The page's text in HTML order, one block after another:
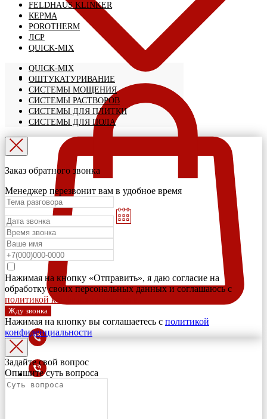
FELDHAUS KLINKER
КЕРМА
POROTHERM
ЛСР
QUICK-MIX
QUICK-MIX
ОШТУКАТУРИВАНИЕ
СИСТЕМЫ МОЩЕНИЯ
СИСТЕМЫ РАСТВОРОВ
СИСТЕМЫ ДЛЯ ПЛИТКИ
СИСТЕМЫ ДЛЯ ПОЛА
Заказ обратного звонка
Менеджер перезвонит вам в удобное время
Нажимая на кнопку «Отправить», я даю согласие на
обработку своих персональных данных и соглашаюсь с
политикой конфиденциальности
Жду звонка
Нажимая на кнопку вы соглашаетесь с политикой
конфиденциальности
Задайте свой вопрос
Опишите суть вопроса